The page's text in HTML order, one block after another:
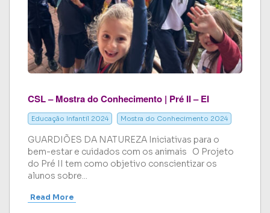
CSL – Mostra do Conhecimento | Pré II – EI
Educação Infantil 2024 Mostra do Conhecimento 2024
GUARDIÕES DA NATUREZA Iniciativas para o
bem-estar e cuidados com os animais O Projeto
do Pré II tem como objetivo conscientizar os
alunos sobre...
Read More